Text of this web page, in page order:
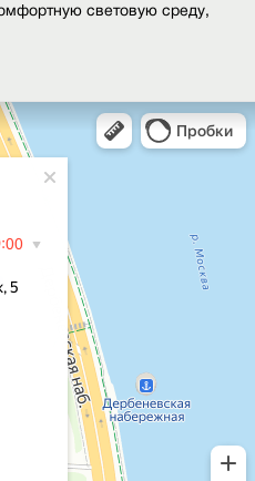
световую среду,